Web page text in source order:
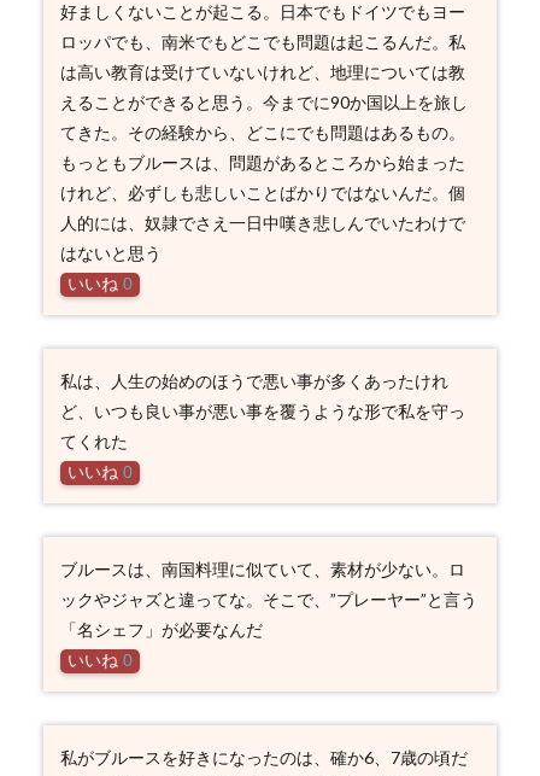
好ましくないことが起こる。日本でもドイツでもヨー
ロッパでも、南米でもどこでも問題は起こるんだ。私
は高い教育は受けていないけれど、地理については教
えることができると思う。今までに90か国以上を旅し
てきた。その経験から、どこにでも問題はあるもの。
もっともブルースは、問題があるところから始まった
けれど、必ずしも悲しいことばかりではないんだ。個
人的には、奴隷でさえ一日中嘆き悲しんでいたわけで
はないと思う
いいね 0
私は、人生の始めのほうで悪い事が多くあったけれ
ど、いつも良い事が悪い事を覆うような形で私を守っ
てくれた
いいね 0
ブルースは、南国料理に似ていて、素材が少ない。ロ
ックやジャズと違ってな。そこで、”プレーヤー”と言う
「名シェフ」が必要なんだ
いいね 0
私がブルースを好きになったのは、確か6、7歳の頃だ